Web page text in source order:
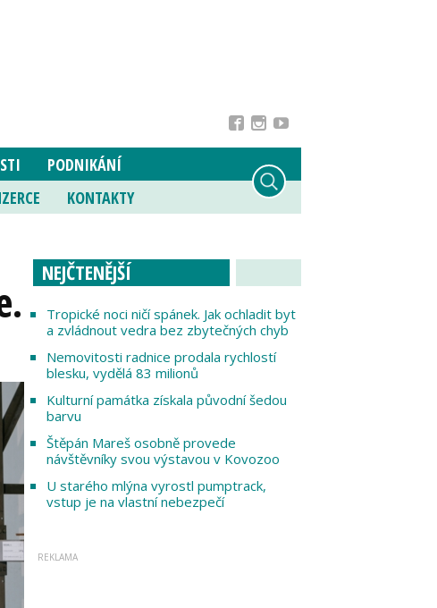
PODNIKÁNÍ
KONTAKTY
NEJČTENĚJŠÍ
Tropické noci ničí spánek. Jak ochladit byt
a zvládnout vedra bez zbytečných chyb
Nemovitosti radnice prodala rychlostí
blesku, vydělá 83 milionů
Kulturní památka získala původní šedou
barvu
Štěpán Mareš osobně provede
návštěvníky svou výstavou v Kovozoo
U starého mlýna vyrostl pumptrack,
vstup je na vlastní nebezpečí